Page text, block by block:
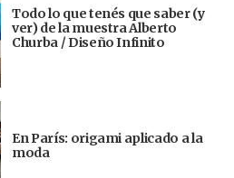
Todo lo que tenés que saber (y
ver) de la muestra Alberto
Churba / Diseño Infinito
En París: origami aplicado a la
moda